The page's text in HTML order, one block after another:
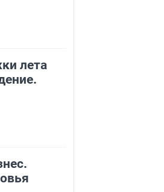
лета